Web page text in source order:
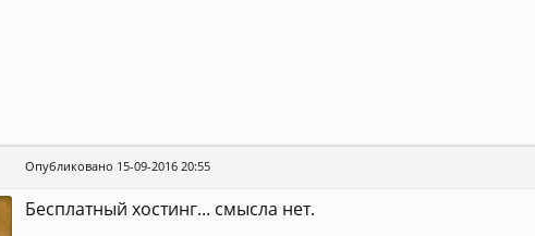
Опубликовано 15-09-2016 20:55
Бесплатный хостинг... смысла нет.